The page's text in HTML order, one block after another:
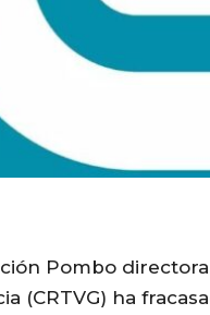
Pombo
(CRTVG) ha